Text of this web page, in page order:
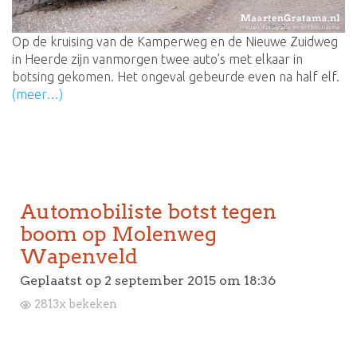
Op de kruising van de Kamperweg en de Nieuwe Zuidweg
in Heerde zijn vanmorgen twee auto’s met elkaar in
botsing gekomen. Het ongeval gebeurde even na half elf.
(meer…)
Automobiliste botst tegen
boom op Molenweg
Wapenveld
Geplaatst op 2 september 2015 om 18:36
2813x bekeken